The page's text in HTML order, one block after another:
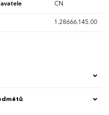
CN
1.28666.145.00